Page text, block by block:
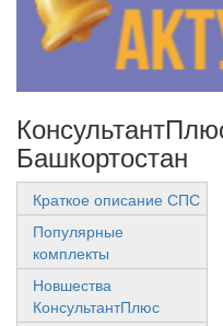
Башкортостан
Краткое описание СПС
Популярные
комплекты
Новшества
КонсультантПлюс